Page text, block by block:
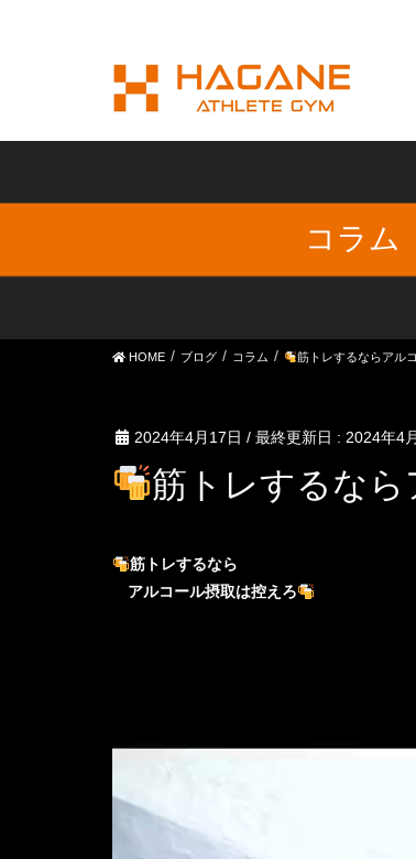
コラム
HOME ブログ コラム 筋トレするならアル
2024年4月17日 / 最終更新日 : 2024年4
筋トレするなら
筋トレするなら
アルコール摂取は控えろ
ー